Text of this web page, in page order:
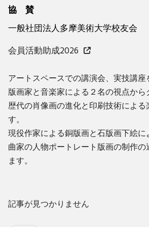
協 賛
一般社団法人多摩美術大学校友会
会員活動助成2026
アートスペースでの講演会、実技講座
版画家と音楽家による２名の視点か
歴代の肖像画の進化と印刷技術による
す。
現役作家による銅版画と石版画下絵
曲家の人物ポートレート版画の制作
ます。
記事が見つかりません